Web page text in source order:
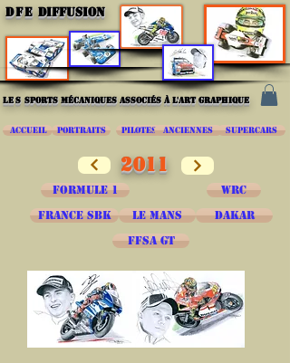
DFE DIFFUSION
les sports mécaniques associés à l'art graphique
ACCUEIL PORTRAITS PILOTES ANCIENNES SUPERCARS
2011
FORMULE 1
WRC
FRANCE SBK
LE MANS DAKAR
FFSA GT